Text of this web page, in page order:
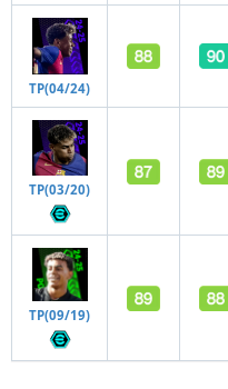
TP(04/24)
TP(03/20)
TP(09/19)